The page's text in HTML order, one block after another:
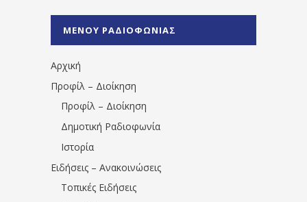
1531194763766854/" artist="" ]
ΜΕΝΟΥ ΡΑΔΙΟΦΩΝΙΑΣ
Αρχική
Προφίλ – Διοίκηση
Προφίλ – Διοίκηση
Δημοτική Ραδιοφωνία
Ιστορία
Ειδήσεις – Ανακοινώσεις
Τοπικές Ειδήσεις